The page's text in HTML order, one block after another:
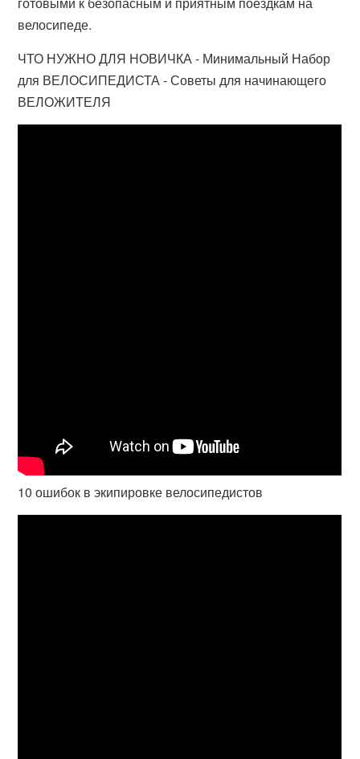
велосипеде.
ЧТО НУЖНО ДЛЯ НОВИЧКА - Минимальный Набор
для ВЕЛОСИПЕДИСТА - Советы для начинающего
ВЕЛОЖИТЕЛЯ
10 ошибок в экипировке велосипедистов